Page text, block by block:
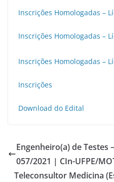
Inscrições Homologadas –
Inscrições Homologadas –
Inscrições Homologadas –
Inscrições
Download do Edital
Engenheiro(a) de Testes
057/2021 | CIn-UFPE/
Teleconsultor Medicina